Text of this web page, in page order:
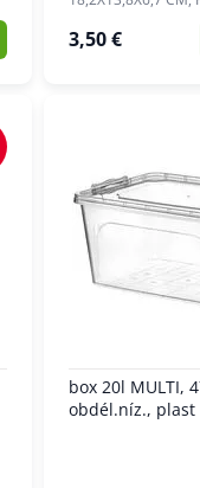
3,50 €
box 20l MULTI,
obdél.níz., plast